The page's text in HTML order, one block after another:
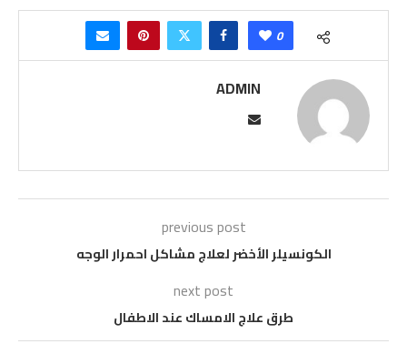
0
ADMIN
previous post
الكونسيلر الأخضر لعلاج مشاكل احمرار الوجه
next post
طرق علاج الامساك عند الاطفال